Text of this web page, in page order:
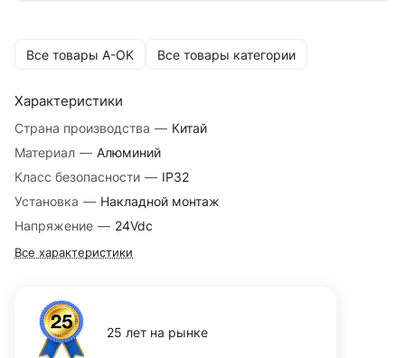
Все товары A-OK Все товары категории
Характеристики
Страна производства — Китай
Материал — Алюминий
Класс безопасности — IP32
Установка — Накладной монтаж
Напряжение — 24Vdc
Все характеристики
25 лет на рынке